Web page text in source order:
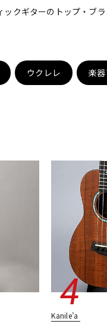
その他楽器
クギターのトップ・ブ
ウクレレ 楽器
Kanile’a